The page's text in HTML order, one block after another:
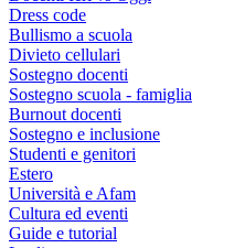
Dress code
Bullismo a scuola
Divieto cellulari
Sostegno docenti
Sostegno scuola - famiglia
Burnout docenti
Sostegno e inclusione
Studenti e genitori
Estero
Università e Afam
Cultura ed eventi
Guide e tutorial